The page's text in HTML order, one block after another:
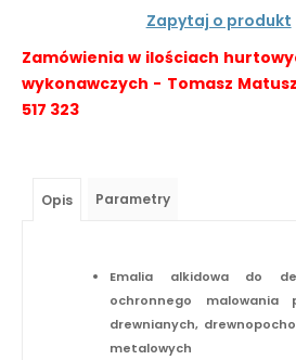
Zapytaj o produkt
Zamówienia w ilościach
wykonawczych - Tomasz
517 323
Opis Parametry
Emalia alkidowa do
ochronnego malowania
drewnianych,
metalowych